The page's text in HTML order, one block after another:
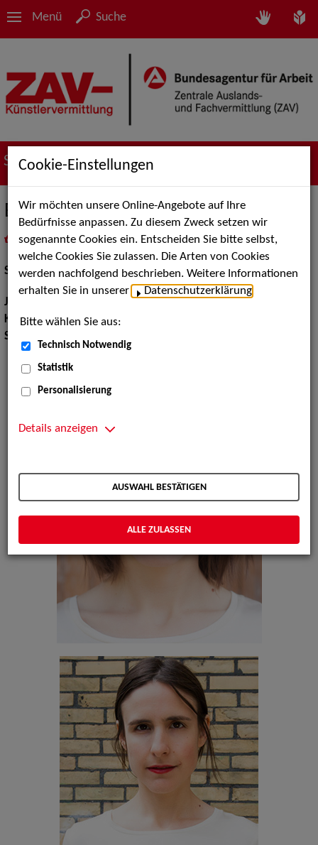
Menü Suche
Suche nach Künstler*innen
Erika Mosonyi
als PDF speichern
inMeine Merklistelegen
Schauspiel:Bühne
Jahrgang:
Körpergröße:168 cm
Sprachen:
Cookie-Einstellungen
Wir möchten unsere Online-Angebote auf Ihre
Bedürfnisse anpassen. Zu diesem Zweck setzen wir
sogenannte Cookies ein. Entscheiden Sie bitte selbst,
welche Cookies Sie zulassen. Die Arten von Cookies
werden nachfolgend beschrieben. Weitere Informationen
erhalten Sie in unserer
Datenschutzerklärung
Bitte wählen Sie aus:
Technisch Notwendig
Statistik
Personalisierung
Details anzeigen
AUSWAHL BESTÄTIGEN
ALLE ZULASSEN